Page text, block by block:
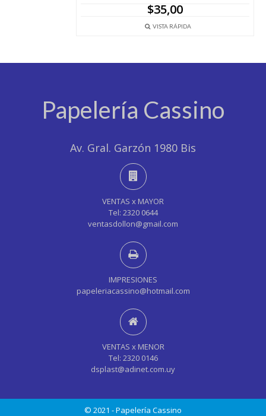
$35,00
VISTA RÁPIDA
Papelería Cassino
Av. Gral. Garzón 1980 Bis
VENTAS x MAYOR
Tel: 2320 0644
ventasdollon@gmail.com
IMPRESIONES
papeleriacassino@hotmail.com
VENTAS x MENOR
Tel: 2320 0146
dsplast@adinet.com.uy
© 2021 - Papelería Cassino